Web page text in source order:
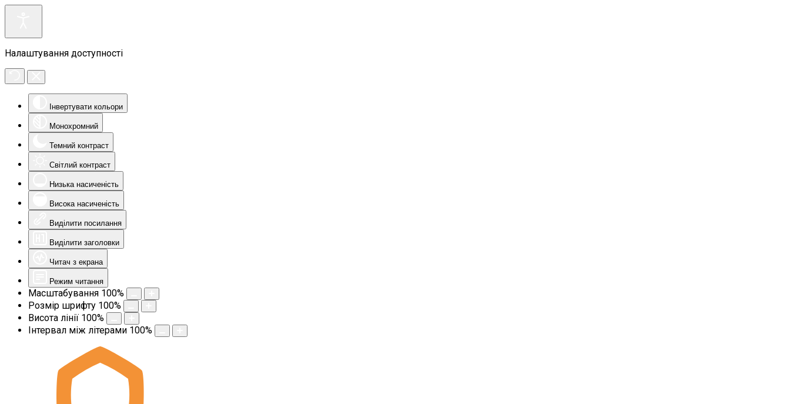
Налаштування доступності
Інвертувати кольори
Монохромний
Темний контраст
Світлий контраст
Низька насиченість
Висока насиченість
Виділити посилання
Виділити заголовки
Читач з екрана
Режим читання
Масштабування 100%
Розмір шрифту 100%
Висота лінії 100%
Інтервал між літерами 100%